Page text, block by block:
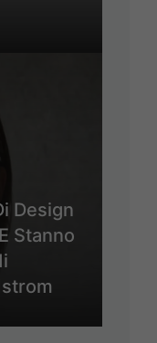
Design
Stanno